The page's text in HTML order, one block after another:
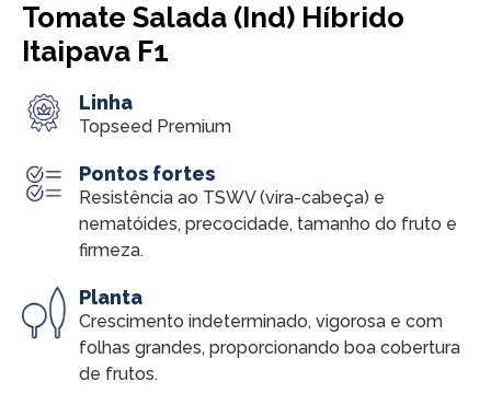
Tomate Salada (Ind) Híbrido
Itaipava F1
Linha
Topseed Premium
Pontos fortes
Resistência ao TSWV (vira-cabeça) e
nematóides, precocidade, tamanho do fruto e
firmeza.
Planta
Crescimento indeterminado, vigorosa e com
folhas grandes, proporcionando boa cobertura
de frutos.